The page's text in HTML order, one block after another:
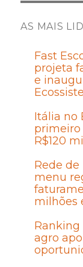
AS MAIS
Fast
projeta
e
Itália no
primeiro
R$120
Rede
menu
milhões
Ranking
agro